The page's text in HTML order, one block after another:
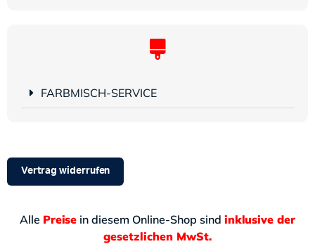
FARBMISCH-SERVICE
Vertrag widerrufen
Alle Preise in diesem Online-Shop sind inklusive der
gesetzlichen MwSt.